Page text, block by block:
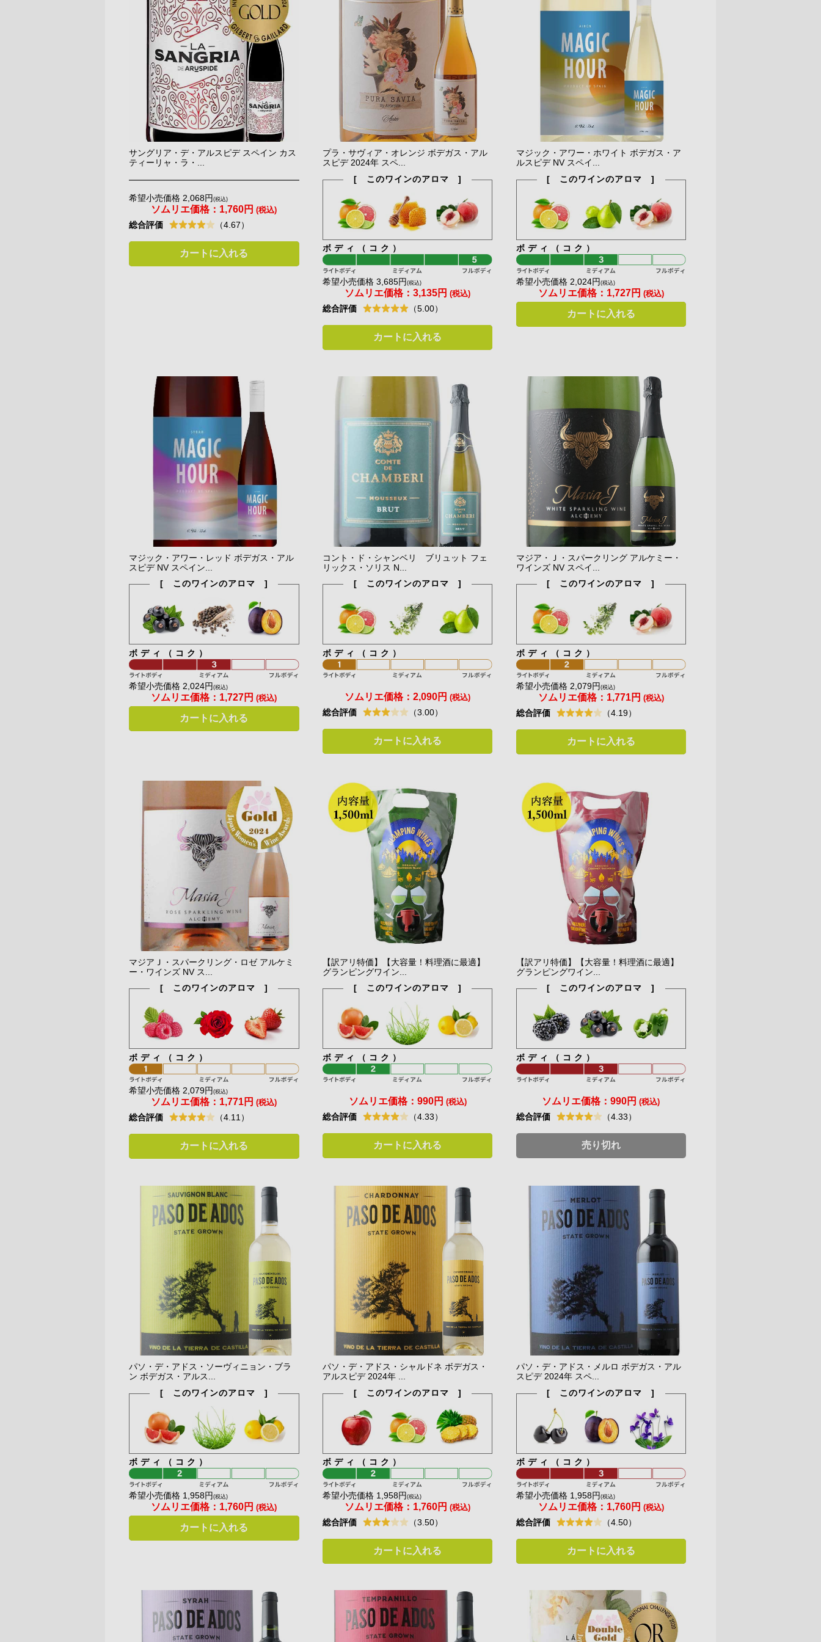
サングリア・デ・アルスピデ スペイン カス
ティーリャ・ラ・...
希望小売価格 2,068円(税込)
ソムリエ価格： 1,760円 (税込)
総合評価 （4.67）
カートに入れる
プラ・サヴィア・オレンジ ボデガス・アル
スピデ 2024年 スペ...
[ このワインのアロマ ]
ボディ（コク）
希望小売価格 3,685円 (税込)
ソムリエ価格：3,135円 (税込)
総合評価 （5.00）
カートに入れる
マジック・アワー・ホワイト ボデガス・ア
ルスピデ NV スペイ...
[ このワインのアロマ ]
ボディ（コク）
希望小売価格 2,024円 (税込)
ソムリエ価格： 1,727円 (税込)
カートに入れる
マジック・アワー・レッド ボデガス・アル
スピデ NV スペイン...
[ このワインのアロマ ]
ボディ（コク）
希望小売価格 2,024円(税込)
ソムリエ価格： 1,727円 (税込)
カートに入れる
コント・ド・シャンベリ ブリュット フェ
リックス・ソリス N...
[ このワインのアロマ ]
ボディ（コク）
ソムリエ価格：2,090円 (税込)
総合評価 （3.00）
カートに入れる
マジア・Ｊ・スパークリング アルケミー・
ワインズ NV スペイ...
[ このワインのアロマ ]
ボディ（コク）
希望小売価格 2,079円 (税込)
ソムリエ価格： 1,771円 (税込)
総合評価 （4.19）
カートに入れる
マジアＪ・スパークリング・ロゼ アルケミ
ー・ワインズ NV ス...
[ このワインのアロマ ]
ボディ（コク）
希望小売価格 2,079円(税込)
ソムリエ価格： 1,771円 (税込)
総合評価 （4.11）
カートに入れる
【訳アリ特価】【大容量！料理酒に最適】
グランピングワイン...
[ このワインのアロマ ]
ボディ（コク）
ソムリエ価格： 990円 (税込)
総合評価 （4.33）
カートに入れる
【訳アリ特価】【大容量！料理酒に最適】
グランピングワイン...
[ このワインのアロマ ]
ボディ（コク）
ソムリエ価格：990円 (税込)
総合評価 （4.33）
売り切れ
パソ・デ・アドス・ソーヴィニョン・ブラ
ン ボデガス・アルス...
[ このワインのアロマ ]
ボディ（コク）
希望小売価格 1,958円(税込)
ソムリエ価格： 1,760円 (税込)
カートに入れる
パソ・デ・アドス・シャルドネ ボデガス・
アルスピデ 2024年 ...
[ このワインのアロマ ]
ボディ（コク）
希望小売価格 1,958円 (税込)
ソムリエ価格： 1,760円 (税込)
総合評価 （3.50）
カートに入れる
パソ・デ・アドス・メルロ ボデガス・アル
スピデ 2024年 スペ...
[ このワインのアロマ ]
ボディ（コク）
希望小売価格 1,958円 (税込)
ソムリエ価格： 1,760円 (税込)
総合評価 （4.50）
カートに入れる